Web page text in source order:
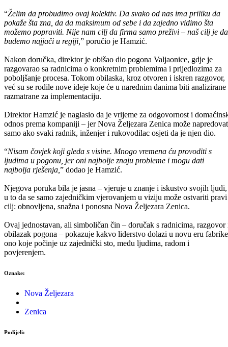
“Želim da probudimo ovaj kolektiv. Da svako od nas ima priliku da
pokaže šta zna, da da maksimum od sebe i da zajedno vidimo šta
možemo popraviti. Nije nam cilj da firma samo preživi – naš cilj je da
budemo najjači u regiji, ” poručio je Hamzić.
Nakon doručka, direktor je obišao dio pogona Valjaonice, gdje je
razgovarao sa radnicima o konkretnim problemima i prijedlozima za
poboljšanje procesa. Tokom obilaska, kroz otvoren i iskren razgovor,
već su se rodile nove ideje koje će u narednim danima biti analizirane
razmatrane za implementaciju.
Direktor Hamzić je naglasio da je vrijeme za odgovornost i
odnos prema kompaniji – jer Nova Željezara Zenica može
samo ako svaki radnik, inženjer i rukovodilac osjeti da je njen dio.
“Nisam čovjek koji gleda s visine. Mnogo vremena ću provoditi s
ljudima u pogonu, jer oni najbolje znaju probleme i mogu dati
najbolja rješenja, ” dodao je Hamzić.
Njegova poruka bila je jasna – vjeruje u znanje i iskustvo svojih
u to da se samo zajedničkim vjerovanjem u viziju može ostvariti pravi
cilj: obnovljena, snažna i ponosna Nova Željezara Zenica.
Ovaj jednostavan, ali simboličan čin – doručak s radnicima, razgovor
obilazak pogona – pokazuje kakvo liderstvo dolazi u novu eru
ono koje počinje uz zajednički sto, među ljudima, radom i
povjerenjem.
Oznake:
Nova Željezara
Zenica
Podijeli: